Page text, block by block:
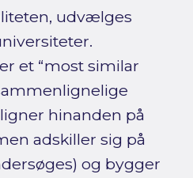
udvælges
et “most similar
hinanden på
adskiller sig på
og bygger